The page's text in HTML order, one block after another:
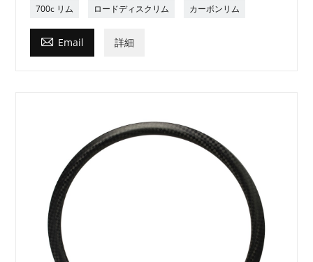
700c リム ロードディスクリム カーボンリム
 Email 詳細